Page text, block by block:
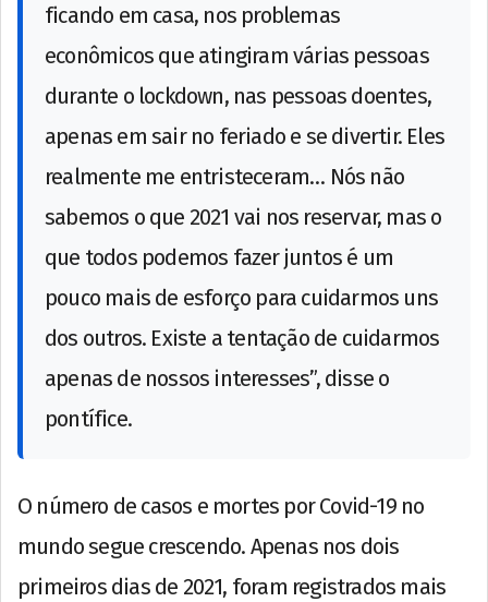
ficando em casa, nos problemas
econômicos que atingiram várias pessoas
durante o lockdown, nas pessoas doentes,
apenas em sair no feriado e se divertir. Eles
realmente me entristeceram… Nós não
sabemos o que 2021 vai nos reservar, mas o
que todos podemos fazer juntos é um
pouco mais de esforço para cuidarmos uns
dos outros. Existe a tentação de cuidarmos
apenas de nossos interesses”, disse o
pontífice.
O número de casos e mortes por Covid-19 no
mundo segue crescendo. Apenas nos dois
primeiros dias de 2021, foram registrados mais